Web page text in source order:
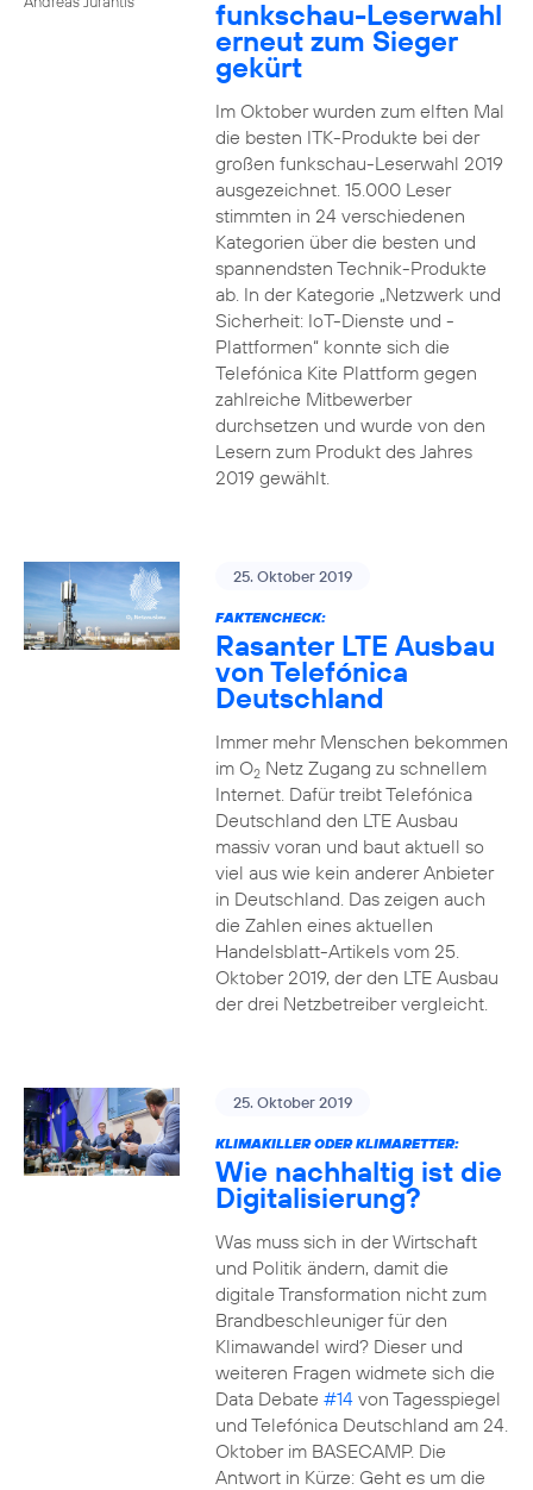
funkschau-Leserwahl
erneut zum Sieger
gekürt
Im Oktober wurden zum elften Mal
die besten ITK-Produkte bei der
großen funkschau-Leserwahl 2019
ausgezeichnet. 15.000 Leser
stimmten in 24 verschiedenen
Kategorien über die besten und
spannendsten Technik-Produkte
ab. In der Kategorie „Netzwerk und
Sicherheit: IoT-Dienste und -
Plattformen“ konnte sich die
Telefónica Kite Plattform gegen
zahlreiche Mitbewerber
durchsetzen und wurde von den
Lesern zum Produkt des Jahres
2019 gewählt.
25. Oktober 2019
FAKTENCHECK:
Rasanter LTE Ausbau
von Telefónica
Deutschland
Immer mehr Menschen bekommen
im O2Netz Zugang zu schnellem
Internet. Dafür treibt Telefónica
Deutschland den LTE Ausbau
massiv voran und baut aktuell so
viel aus wie kein anderer Anbieter
in Deutschland. Das zeigen auch
die Zahlen eines aktuellen
Handelsblatt-Artikels vom 25.
Oktober 2019, der den LTE Ausbau
der drei Netzbetreiber vergleicht.
25. Oktober 2019
KLIMAKILLER ODER KLIMARETTER:
Wie nachhaltig ist die
Digitalisierung?
Was muss sich in der Wirtschaft
und Politik ändern, damit die
digitale Transformation nicht zum
Brandbeschleuniger für den
Klimawandel wird? Dieser und
weiteren Fragen widmete sich die
Data Debate #14von Tagesspiegel
und Telefónica Deutschland am 24.
Oktober im BASECAMP. Die
Antwort in Kürze: Geht es um die